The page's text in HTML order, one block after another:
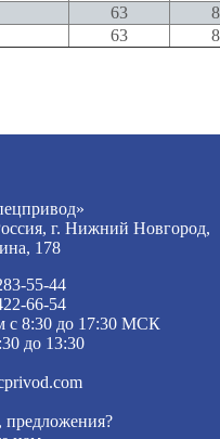
63
63
г. Нижний Новгород,
178
55-44
66-54
с 8:30 до 17:30 МСК
до 13:30